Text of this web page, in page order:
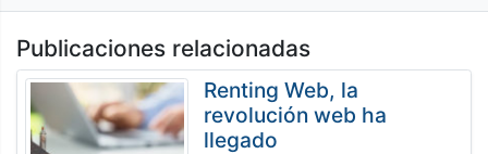
Publicaciones relacionadas
Renting Web, la
revolución web ha
llegado